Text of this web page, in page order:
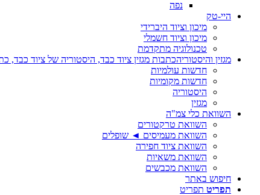
נפה
היי-טק
מיכון וציוד היברידי
מיכון וציוד חשמלי
טכנולוגיה מתקדמת
מגזין והיסטוריהכתבות מגזין ציוד כבד, היסטוריה של ציוד כבד,
חדשות עולמיות
חדשות מקומיות
היסטוריה
מגזין
השוואת כלי צמ"ה
השוואת טרקטורים
השוואת מעמיסים ◄ שופלים
השוואת ציוד חפירה
השוואת משאיות
השוואת מכבשים
חיפוש באתר
תפריט תפריט